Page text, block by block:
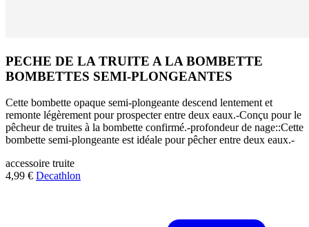
PECHE DE LA TRUITE A LA BOMBETTE
BOMBETTES SEMI-PLONGEANTES
Cette bombette opaque semi-plongeante descend lentement et
remonte légèrement pour prospecter entre deux eaux.-Conçu pour le
pêcheur de truites à la bombette confirmé.-profondeur de nage::Cette
bombette semi-plongeante est idéale pour pêcher entre deux eaux.-
accessoire truite
4,99 € Decathlon